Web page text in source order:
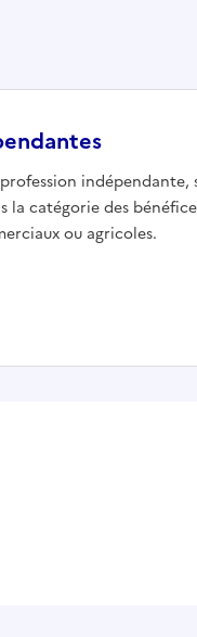
indépendante,
la catégorie des
ou agricoles.